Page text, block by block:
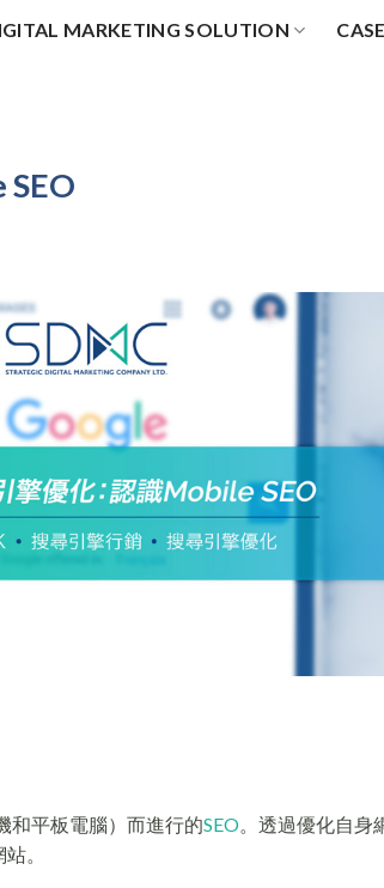
MARKETING SOLUTION
和平板電腦）而進行的SEO。透過優化自身
。